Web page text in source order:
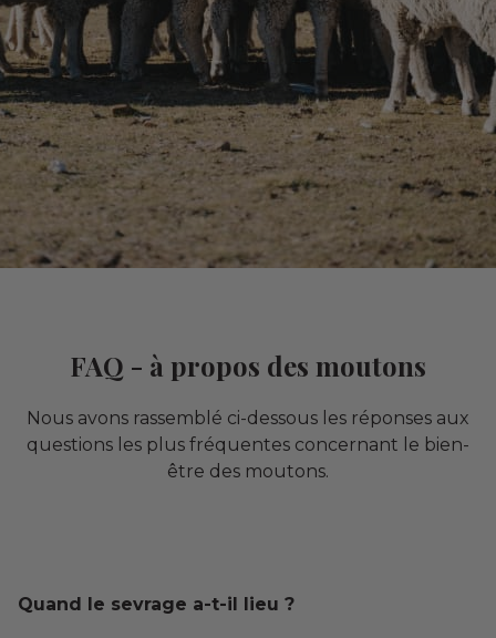
FAQ - à propos des moutons
Nous avons rassemblé ci-dessous les réponses aux
questions les plus fréquentes concernant le bien-
être des moutons.
Quand le sevrage a-t-il lieu ?